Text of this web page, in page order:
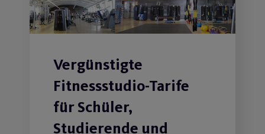
Vergünstigte
Fitnessstudio-Tarife
für Schüler,
Studierende und